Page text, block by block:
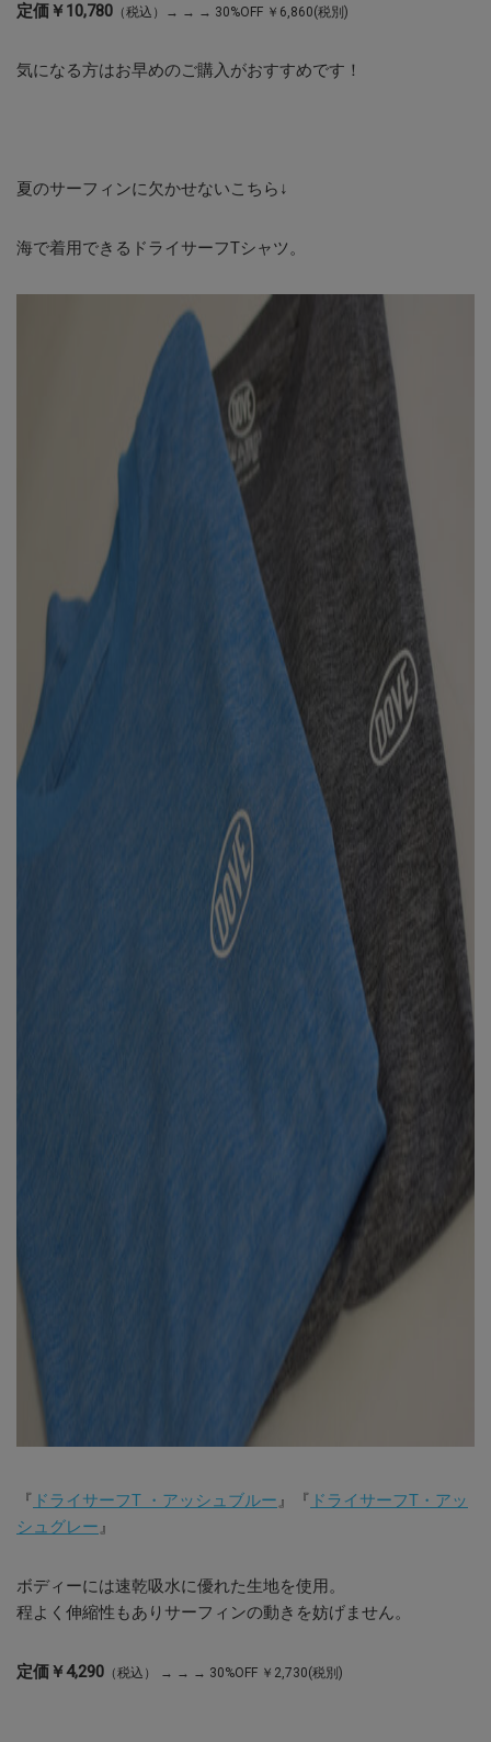
定価￥10,780 （税込）→ → → 30%OFF ￥6,860(税別)
気になる方はお早めのご購入がおすすめです！
夏のサーフィンに欠かせないこちら↓
海で着用できるドライサーフTシャツ。
『 ドライサーフT ・アッシュブルー』『 ドライサーフT・アッ
シュグレー』
ボディーには速乾吸水に優れた生地を使用。
程よく伸縮性もありサーフィンの動きを妨げません。
定価￥4,290 （税込） → → → 30%OFF ￥2,730(税別)